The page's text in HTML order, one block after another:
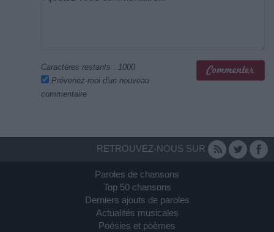
Caractères restants : 1000
Prévenez-moi d'un nouveau
commentaire
RETROUVEZ-NOUS SUR
Paroles de chansons
Top 50 chansons
Derniers ajouts de paroles
Actualités musicales
Poésies et poèmes